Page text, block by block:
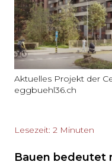
Aktuelles Projekt der
eggbuehl36.ch
Lesezeit: 2 Minuten
Bauen bedeutet